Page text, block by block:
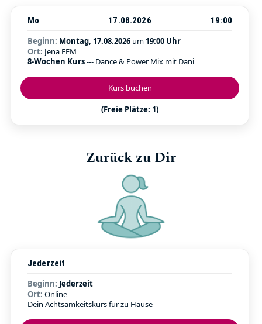
Kurs buchen
(Freie Plätze: 1)
Mo 17.08.2026
19:00
Beginn: Montag, 17.08.2026 um 19:00 Uhr
Ort: Jena FEM
8-Wochen Kurs--- Dance & Power Mix mit Dani
Zurück zu Dir
Jederzeit
Beginn: Jederzeit
Ort: Online
Dein Achtsamkeitskurs für zu Hause